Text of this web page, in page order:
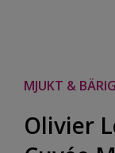
MJUKT &
Olivier